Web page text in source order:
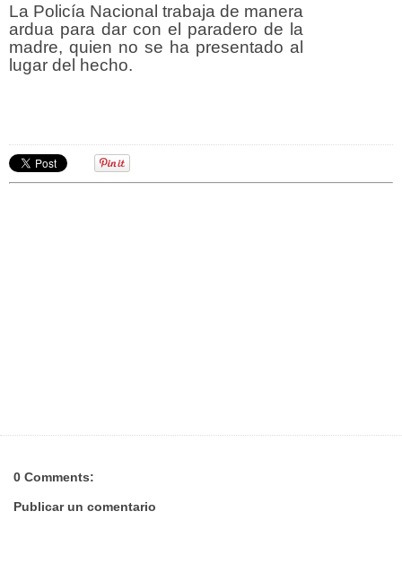
La Policía Nacional trabaja de manera
ardua para dar con el paradero de la
madre, quien no se ha presentado al
lugar del hecho.
0 Comments:
Publicar un comentario